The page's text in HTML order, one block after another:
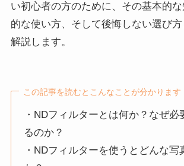
い初心者の方のために、その基本的
的な使い方、そして後悔しない選び
解説します。
この記事を読むとこんなことが分かります
・NDフィルターとは何か？なぜ必
るのか？
・NDフィルターを使うとどんな写